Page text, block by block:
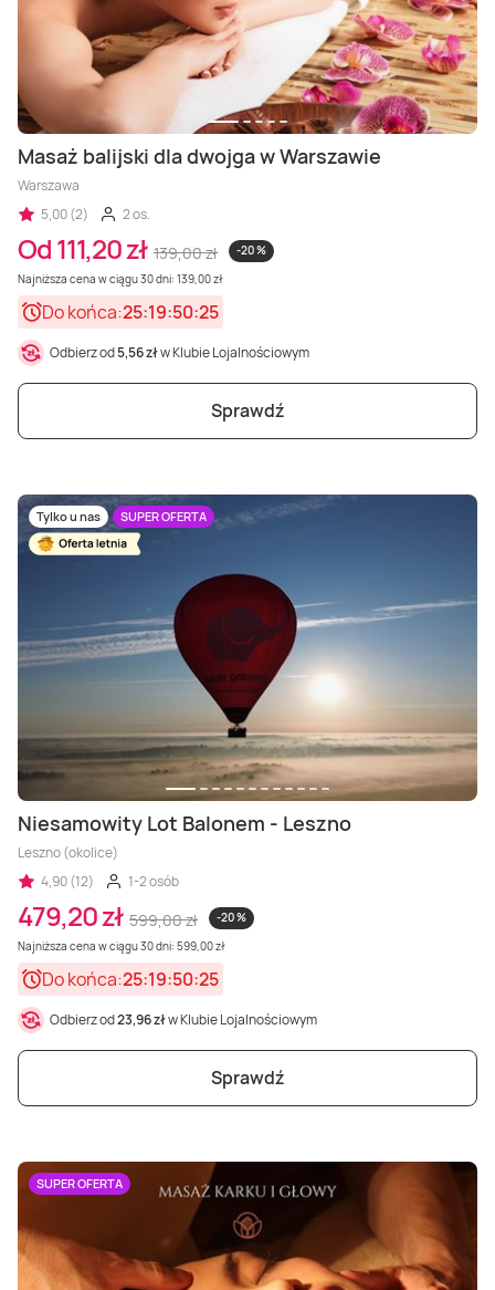
Masaż balijski dla dwojga w Warszawie
Warszawa
5,00 (2)
2 os.
Od 111,20 zł 139,00 zł
-20 %
Najniższa cena w ciągu 30 dni: 139,00 zł
Do końca:25:19:50:23
Odbierz od5,56 złw Klubie Lojalnościowym
Sprawdź
Tylko u nas SUPER OFERTA
Niesamowity Lot Balonem - Leszno
Leszno (okolice)
4,90 (12)
1-2 osób
479,20 zł 599,00 zł
-20 %
Najniższa cena w ciągu 30 dni: 599,00 zł
Do końca:25:19:50:23
Odbierz od23,96 złw Klubie Lojalnościowym
Sprawdź
SUPER OFERTA